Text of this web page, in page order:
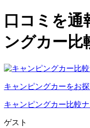
口コミを通
ングカー比
キャンピングカーをお
キャンピングカー比較
ゲスト